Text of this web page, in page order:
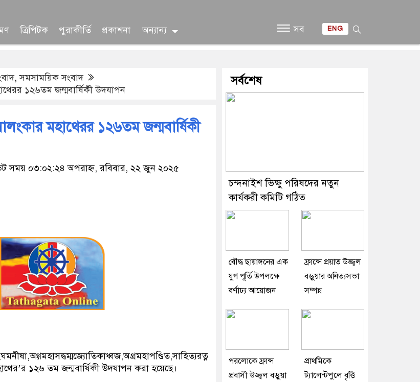
ত্রিপিটক পুরাকীর্তি প্রকাশনা অন্যান্য সব ENG
,সমসাময়িক সংবাদ
১২৬তম জন্মবার্ষিকী উদযাপন
মহাথেরর ১২৬তম জন্মবার্ষিকী
সময় ০৩:০২:২৪ অপরাহ্ন, রবিবার, ২২ জুন ২০২৫
১২৬ তম জন্মবার্ষিকী উদযাপন করা হয়েছে।
সর্বশেষ
চন্দনাইশ ভিক্ষু পরিষদের নতুন
কার্যকরী কমিটি গঠিত
বৌদ্ধ ছায়াঙ্গনের এক
যুগ পূর্তি উপলক্ষে
বর্ণাঢ্য আয়োজন
ফ্রান্সে প্রয়াত উজ্জ্বল
বড়ুয়ার অনিত্যসভা
সম্পন্ন
পরলোকে ফ্রান্স
প্রবাসী উজ্জ্বল বড়ুয়া
প্রাথমিকে
ট্যালেন্টপুলে বৃত্তি